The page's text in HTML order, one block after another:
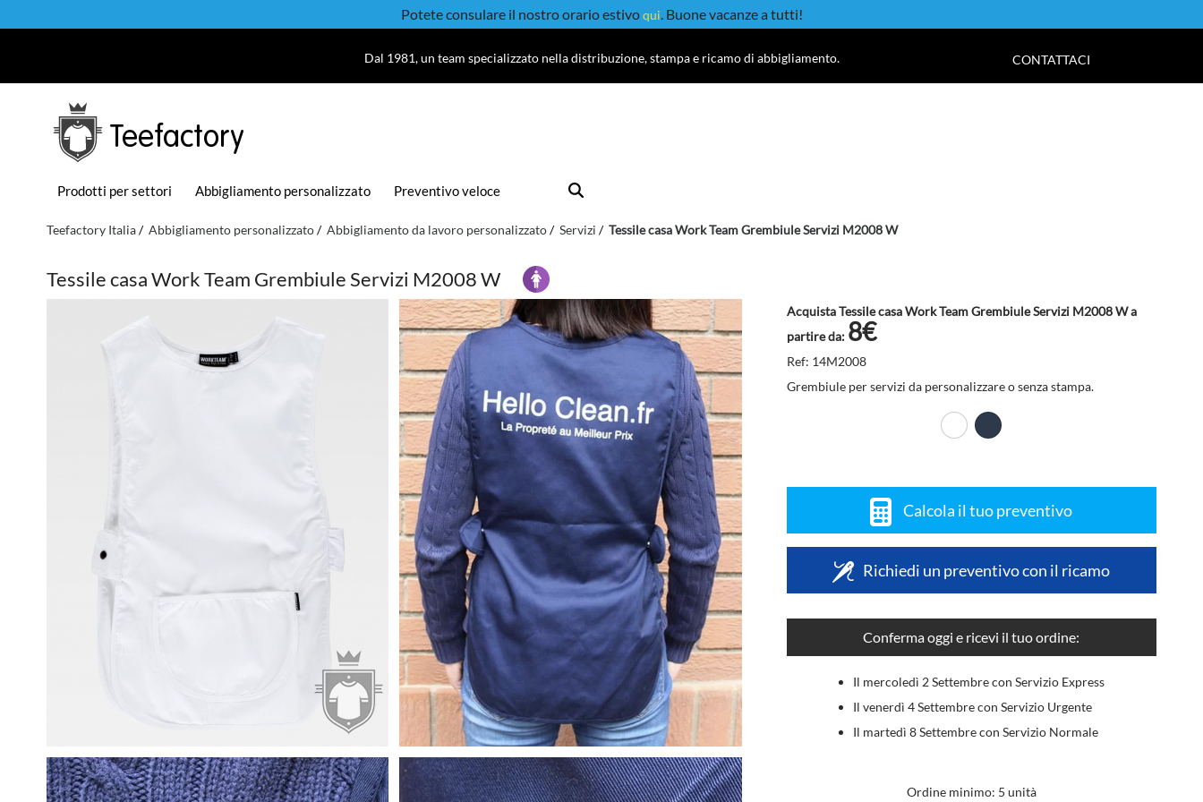
Potete consulare il nostro orario estivoqui. Buone vacanze a tutti!
Dal 1981, un team specializzato nella distribuzione, stampa e ricamo di abbigliamento. CONTATTACI
Teefactory
Prodotti per settori Abbigliamento personalizzato Preventivo veloce
Teefactory Italia Abbigliamento personalizzato Abbigliamento da lavoro personalizzato Servizi Tessile casa Work Team Grembiule Servizi M2008 W
Tessile casa Work Team Grembiule Servizi M2008 W
Acquista Tessile casa Work Team Grembiule Servizi M2008 W a
partire da: 8€
Ref: 14M2008
Grembiule per servizi da personalizzare o senza stampa.
Calcola il tuo preventivo
Richiedi un preventivo con il ricamo
Conferma oggi e ricevi il tuo ordine:
Il mercoledì 2 Settembre con Servizio Express
Il venerdì 4 Settembre con Servizio Urgente
Il martedì 8 Settembre con Servizio Normale
Ordine minimo: 5 unità